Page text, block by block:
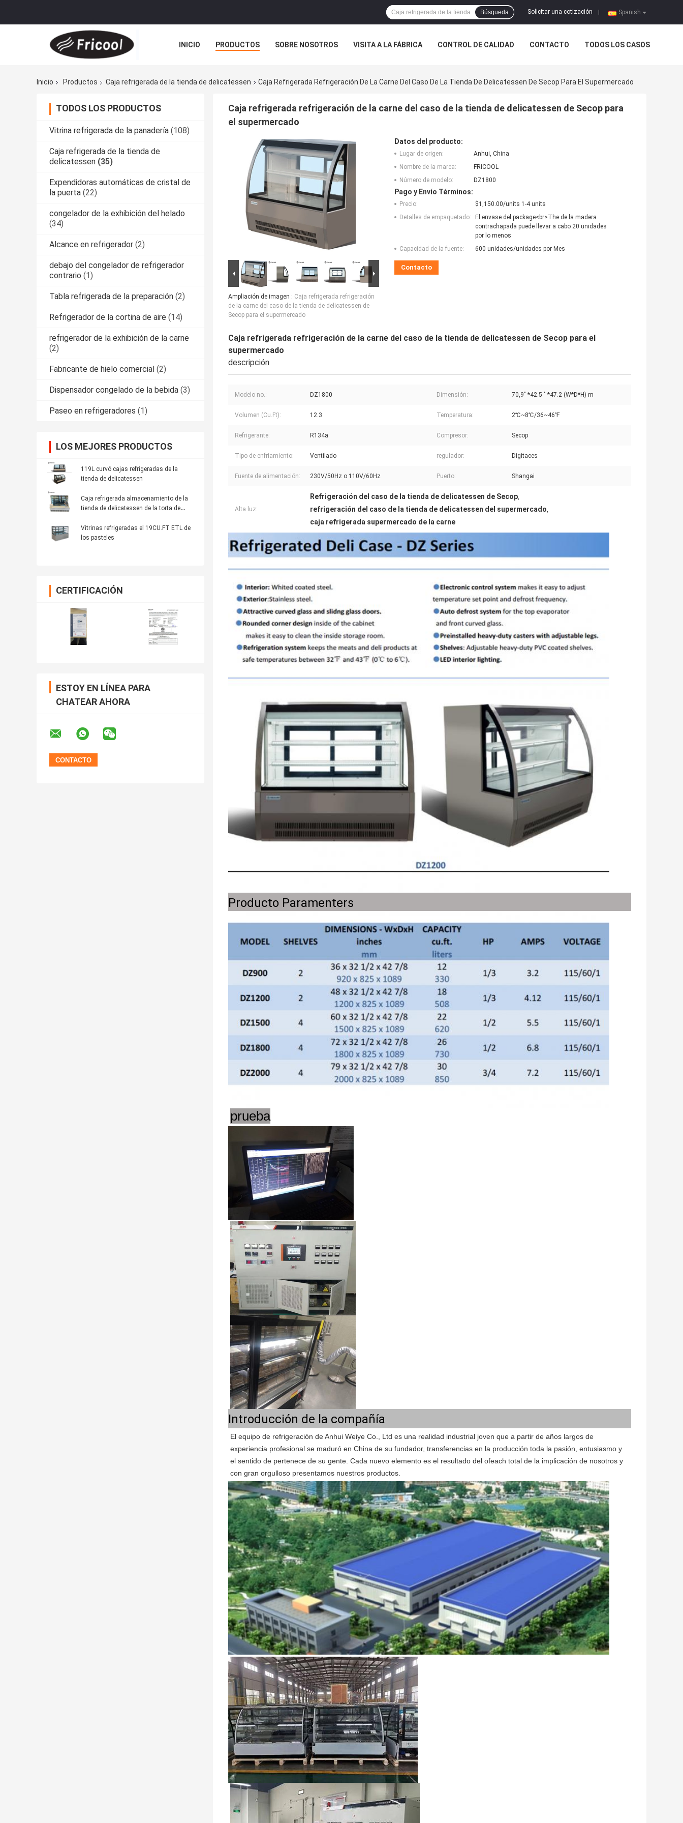
Spanish
Solicitar una cotización
Búsqueda
INICIO PRODUCTOS SOBRE NOSOTROS VISITA A LA FÁBRICA CONTROL DE CALIDAD CONTACTO TODOS LOS CASOS
Inicio Productos Caja refrigerada de la tienda de delicatessen Caja Refrigerada Refrigeración De La Carne Del Caso De La Tienda De Delicatessen De Secop Para El Supermercado
TODOS LOS PRODUCTOS
Vitrina refrigerada de la panadería (108)
Caja refrigerada de la tienda de
delicatessen (35)
Expendidoras automáticas de cristal de
la puerta (22)
congelador de la exhibición del helado
(34)
Alcance en refrigerador (2)
debajo del congelador de refrigerador
contrario (1)
Tabla refrigerada de la preparación (2)
Refrigerador de la cortina de aire (14)
refrigerador de la exhibición de la carne
(2)
Fabricante de hielo comercial (2)
Dispensador congelado de la bebida (3)
Paseo en refrigeradores (1)
LOS MEJORES PRODUCTOS
119L curvó cajas refrigeradas de la
tienda de delicatessen
Caja refrigerada almacenamiento de la
tienda de delicatessen de la torta de
Vitrinas refrigeradas el 19CU.FT ETL de
los pasteles
CERTIFICACIÓN
ESTOY EN LÍNEA PARA
CHATEAR AHORA
Caja refrigerada refrigeración de la carne del caso de la tienda de delicatessen de Secop para
el supermercado
Ampliación de imagen : Caja refrigerada refrigeración
de la carne del caso de la tienda de delicatessen de
Secop para el supermercado
Datos del producto:
Lugar de origen:
Anhui, China
Nombre de la marca:
FRICOOL
Número de modelo:
DZ1800
Pago y Envío Términos:
Precio:
$1,150.00/units 1-4 units
Detalles de empaquetado:
El envase del package<br>The de la madera
contrachapada puede llevar a cabo 20 unidades
por lo menos
Capacidad de la fuente:
600 unidades/unidades por Mes
Contacto
Caja refrigerada refrigeración de la carne del caso de la tienda de delicatessen de Secop para el
supermercado
descripción
Modelo no.: DZ1800 Dimensión: 70,9" *42.5 " *47.2 (W*D*H) m
Volumen (Cu.Ft): 12.3 Temperatura: 2℃~8℃/36~46℉
Refrigerante: R134a Compresor: Secop
Tipo de enfriamiento: Ventilado regulador: Digitaces
Fuente de alimentación: 230V/50Hz o 110V/60Hz Puerto: Shangai
Alta luz:
Refrigeración del caso de la tienda de delicatessen de Secop,
refrigeración del caso de la tienda de delicatessen del supermercado,
caja refrigerada supermercado de la carne
Producto Paramenters
prueba
Introducción de la compañía
El equipo de refrigeración de Anhui Weiye Co., Ltd es una realidad industrial joven que a partir de años largos de
experiencia profesional se maduró en China de su fundador, transferencias en la producción toda la pasión, entusiasmo y
el sentido de pertenece de su gente. Cada nuevo elemento es el resultado del ofeach total de la implicación de nosotros y
con gran orgulloso presentamos nuestros productos.